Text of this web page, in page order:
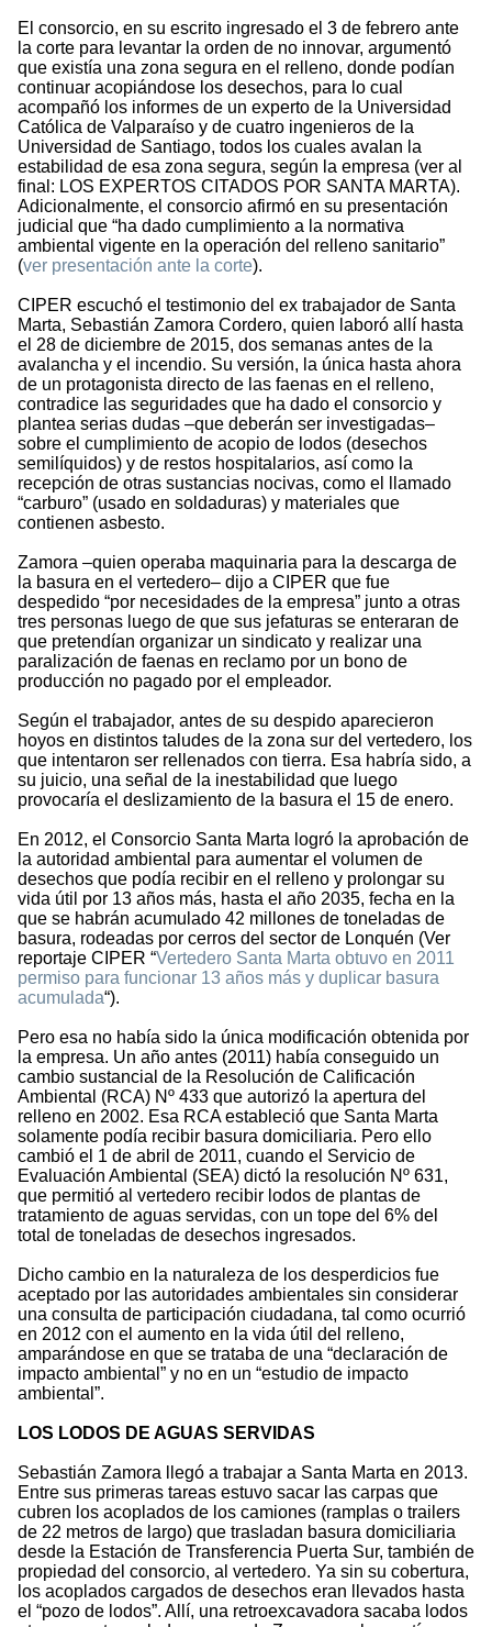
El consorcio, en su escrito ingresado el 3 de febrero ante
la corte para levantar la orden de no innovar, argumentó
que existía una zona segura en el relleno, donde podían
continuar acopiándose los desechos, para lo cual
acompañó los informes de un experto de la Universidad
Católica de Valparaíso y de cuatro ingenieros de la
Universidad de Santiago, todos los cuales avalan la
estabilidad de esa zona segura, según la empresa (ver al
final: LOS EXPERTOS CITADOS POR SANTA MARTA).
Adicionalmente, el consorcio afirmó en su presentación
judicial que “ha dado cumplimiento a la normativa
ambiental vigente en la operación del relleno sanitario”
(ver presentación ante la corte).
CIPER escuchó el testimonio del ex trabajador de Santa
Marta, Sebastián Zamora Cordero, quien laboró allí hasta
el 28 de diciembre de 2015, dos semanas antes de la
avalancha y el incendio. Su versión, la única hasta ahora
de un protagonista directo de las faenas en el relleno,
contradice las seguridades que ha dado el consorcio y
plantea serias dudas –que deberán ser investigadas–
sobre el cumplimiento de acopio de lodos (desechos
semilíquidos) y de restos hospitalarios, así como la
recepción de otras sustancias nocivas, como el llamado
“carburo” (usado en soldaduras) y materiales que
contienen asbesto.
Zamora –quien operaba maquinaria para la descarga de
la basura en el vertedero– dijo a CIPER que fue
despedido “por necesidades de la empresa” junto a otras
tres personas luego de que sus jefaturas se enteraran de
que pretendían organizar un sindicato y realizar una
paralización de faenas en reclamo por un bono de
producción no pagado por el empleador.
Según el trabajador, antes de su despido aparecieron
hoyos en distintos taludes de la zona sur del vertedero, los
que intentaron ser rellenados con tierra. Esa habría sido, a
su juicio, una señal de la inestabilidad que luego
provocaría el deslizamiento de la basura el 15 de enero.
En 2012, el Consorcio Santa Marta logró la aprobación de
la autoridad ambiental para aumentar el volumen de
desechos que podía recibir en el relleno y prolongar su
vida útil por 13 años más, hasta el año 2035, fecha en la
que se habrán acumulado 42 millones de toneladas de
basura, rodeadas por cerros del sector de Lonquén (Ver
reportaje CIPER “Vertedero Santa Marta obtuvo en 2011
permiso para funcionar 13 años más y duplicar basura
acumulada“).
Pero esa no había sido la única modificación obtenida por
la empresa. Un año antes (2011) había conseguido un
cambio sustancial de la Resolución de Calificación
Ambiental (RCA) Nº 433 que autorizó la apertura del
relleno en 2002. Esa RCA estableció que Santa Marta
solamente podía recibir basura domiciliaria. Pero ello
cambió el 1 de abril de 2011, cuando el Servicio de
Evaluación Ambiental (SEA) dictó la resolución Nº 631,
que permitió al vertedero recibir lodos de plantas de
tratamiento de aguas servidas, con un tope del 6% del
total de toneladas de desechos ingresados.
Dicho cambio en la naturaleza de los desperdicios fue
aceptado por las autoridades ambientales sin considerar
una consulta de participación ciudadana, tal como ocurrió
en 2012 con el aumento en la vida útil del relleno,
amparándose en que se trataba de una “declaración de
impacto ambiental” y no en un “estudio de impacto
ambiental”.
LOS LODOS DE AGUAS SERVIDAS
Sebastián Zamora llegó a trabajar a Santa Marta en 2013.
Entre sus primeras tareas estuvo sacar las carpas que
cubren los acoplados de los camiones (ramplas o trailers
de 22 metros de largo) que trasladan basura domiciliaria
desde la Estación de Transferencia Puerta Sur, también de
propiedad del consorcio, al vertedero. Ya sin su cobertura,
los acoplados cargados de desechos eran llevados hasta
el “pozo de lodos”. Allí, una retroexcavadora sacaba lodos